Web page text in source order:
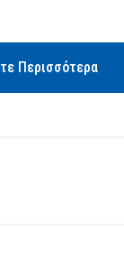
Περισσότερα